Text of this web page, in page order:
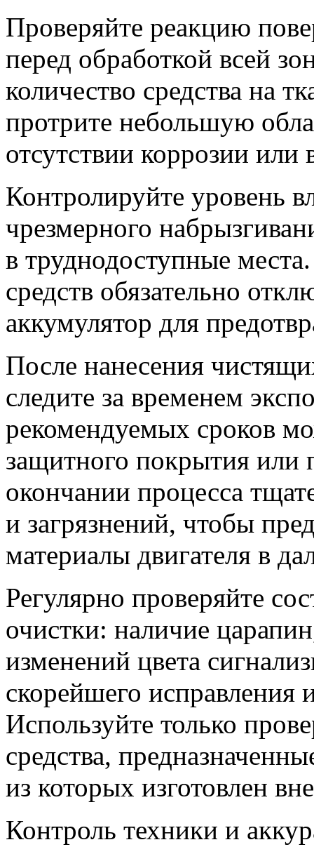
Проверяйте реакцию
перед обработкой всей
количество средства на
протрите небольшую
отсутствии коррозии
Контролируйте уровень
чрезмерного
в труднодоступные
средств обязательно
аккумулятор для
После нанесения
следите за временем
рекомендуемых сроков
защитного покрытия
окончании процесса
и загрязнений, чтобы
материалы двигателя в
Регулярно проверяйте
очистки: наличие
изменений цвета
скорейшего исправления
Используйте только
средства,
из которых изготовлен
Контроль техники и